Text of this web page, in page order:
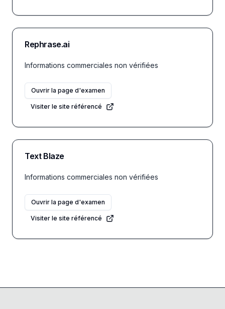
Rephrase.ai
Informations commerciales non vérifiées
Ouvrir la page d'examen
Visiter le site référencé
Text Blaze
Informations commerciales non vérifiées
Ouvrir la page d'examen
Visiter le site référencé